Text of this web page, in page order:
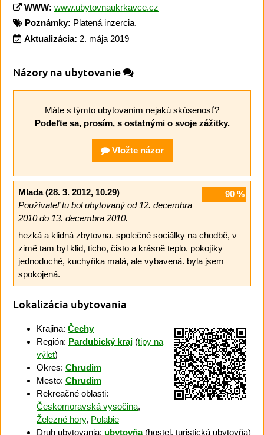
WWW: www.ubytovnaukrkavce.cz
Poznámky: Platená inzercia.
Aktualizácia: 2. mája 2019
Názory na ubytovanie
Máte s týmto ubytovaním nejakú skúsenosť?
Podeľte sa, prosím, s ostatnými o svoje zážitky.
Vložte názor
90%
Mlada(28. 3. 2012, 10.29)
Používateľ tu bol ubytovaný od 12. decembra
2010 do 13. decembra 2010.
hezká a klidná zbytovna. společné sociálky na chodbě, v
zimě tam byl klid, ticho, čisto a krásně teplo. pokojíky
jednoduché, kuchyňka malá, ale vybavená. byla jsem
spokojená.
Lokalizácia ubytovania
Krajina: Čechy
Región: Pardubický kraj (tipy na
výlet)
Okres: Chrudim
Mesto: Chrudim
Rekreačné oblasti:
Českomoravská vysočina,
Železné hory, Polabie
Druh ubytovania: ubytovňa(hostel, turistická ubytovňa)